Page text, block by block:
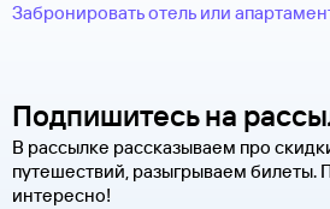
Забронировать отель или
Подпишитесь на
В рассылке рассказываем про
путешествий, разыгрываем билеты.
интересно!